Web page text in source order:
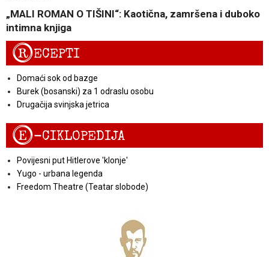
„MALI ROMAN O TIŠINI“: Kaotična, zamršena i duboko
intimna knjiga
RECEPTI
Domaći sok od bazge
Burek (bosanski) za 1 odraslu osobu
Drugačija svinjska jetrica
E-CIKLOPEDIJA
Povijesni put Hitlerove 'klonje'
Yugo - urbana legenda
Freedom Theatre (Teatar slobode)